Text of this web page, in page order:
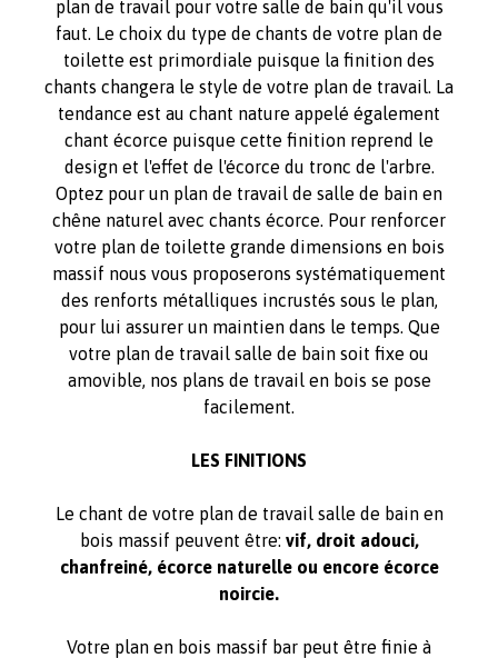
plan de travail pour votre salle de bain qu'il vous
faut. Le choix du type de chants de votre plan de
toilette est primordiale puisque la finition des
chants changera le style de votre plan de travail. La
tendance est au chant nature appelé également
chant écorce puisque cette finition reprend le
design et l'effet de l'écorce du tronc de l'arbre.
Optez pour un plan de travail de salle de bain en
chêne naturel avec chants écorce. Pour renforcer
votre plan de toilette grande dimensions en bois
massif nous vous proposerons systématiquement
des renforts métalliques incrustés sous le plan,
pour lui assurer un maintien dans le temps. Que
votre plan de travail salle de bain soit fixe ou
amovible, nos plans de travail en bois se pose
facilement.
LES FINITIONS
Le chant de votre plan de travail salle de bain en
bois massif peuvent être: vif, droit adouci,
chanfreiné, écorce naturelle ou encore écorce
noircie.
Votre plan en bois massif bar peut être finie à